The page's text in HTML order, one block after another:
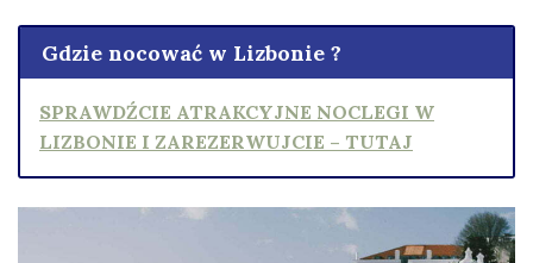
Gdzie nocować w Lizbonie ?
SPRAWDŹCIE ATRAKCYJNE NOCLEGI W
LIZBONIE I ZAREZERWUJCIE – TUTAJ